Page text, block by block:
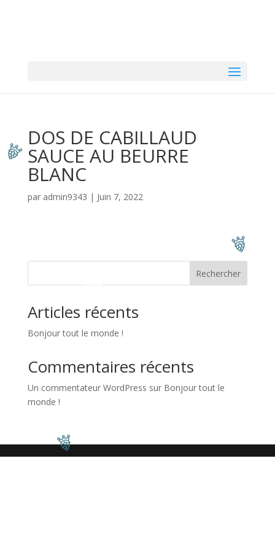
DOS DE CABILLAUD
SAUCE AU BEURRE
BLANC
par admin9343 | Juin 7, 2022
Rechercher
Articles récents
Bonjour tout le monde !
Commentaires récents
Un commentateur WordPress sur Bonjour tout le
monde !